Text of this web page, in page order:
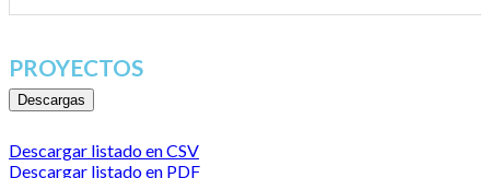
PROYECTOS
Descargas
Descargar listado en CSV
Descargar listado en PDF